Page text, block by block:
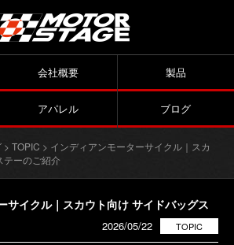
会社概要 製品
アパレル ブログ
> TOPIC > インディアンモーターサイクル｜スカ
テーのご紹介
サイクル｜スカウト向け サイドバッグス
TOPIC
2026/05/22